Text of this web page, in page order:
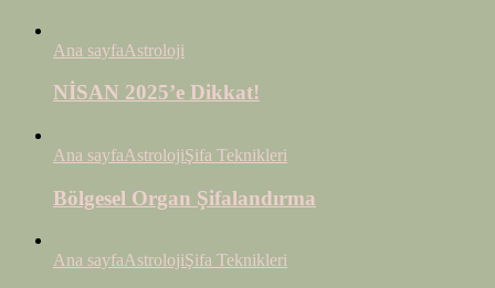
Ana sayfaAstroloji
NİSAN 2025’e Dikkat!
Ana sayfaAstrolojiŞifa Teknikleri
Bölgesel Organ Şifalandırma
Ana sayfaAstrolojiŞifa Teknikleri